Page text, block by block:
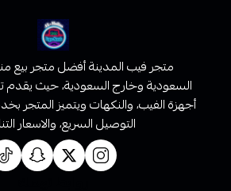
متجر فيب المدينة أفضل متجر بيع
السعودية وخارج السعودية، حيث
أجهزة الفيب، والنكهات ويتميز المتجر
التوصيل السريع، والاسعار